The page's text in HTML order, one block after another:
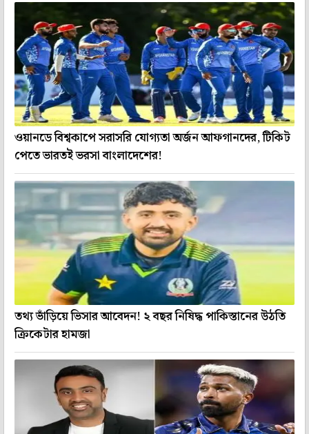
ওয়ানডে বিশ্বকাপে সরাসরি যোগ্যতা অর্জন আফগানদের, টিকিট
পেতে ভারতই ভরসা বাংলাদেশের!
তথ্য ভাঁড়িয়ে ভিসার আবেদন! ২ বছর নিষিদ্ধ পাকিস্তানের উঠতি
ক্রিকেটার হামজা